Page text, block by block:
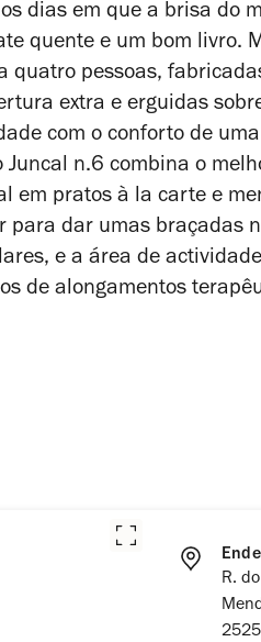
dias em que a brisa do
quente e um bom livro.
quatro pessoas,
extra e erguidas
com o conforto de
Juncal n.6 combina o
em pratos à la carte e
para dar umas braçadas
e a área de
de alongamentos
R.